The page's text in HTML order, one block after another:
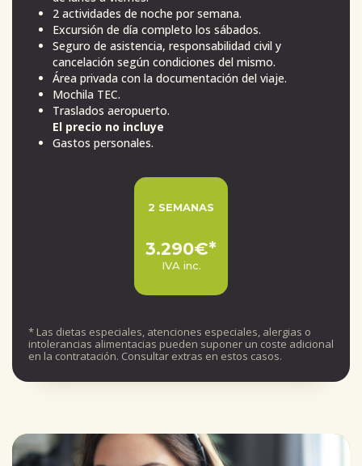
2 actividades de noche por semana.
Excursión de día completo los sábados.
Seguro de asistencia, responsabilidad civil y
cancelación según condiciones del mismo.
Área privada con la documentación del viaje.
Mochila TEC.
Traslados aeropuerto.
El precio no incluye
Gastos personales.
2 SEMANAS
3.290€*
IVA inc.
* Las dietas especiales, atenciones especiales, alergias o
intolerancias alimentacias pueden suponer un coste adicional
en la contratación. Consultar extras en estos casos.